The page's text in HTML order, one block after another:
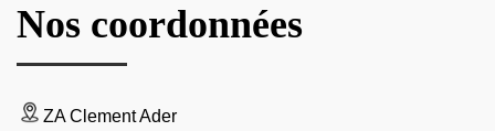
Nos coordonnées
ZA Clement Ader